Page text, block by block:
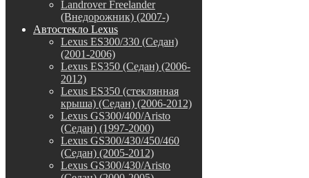
Landrover Freelander
(Внедорожник) (2007-)
Автостекло Lexus
Lexus ES300/330 (Седан)
(2001-2006)
Lexus ES350 (Седан) (2006-
2012)
Lexus ES350 (стеклянная
крыша) (Седан) (2006-2012)
Lexus GS300/400/Aristo
(Седан) (1997-2000)
Lexus GS300/430/450/460
(Седан) (2005-2012)
Lexus GS300/430/Aristo